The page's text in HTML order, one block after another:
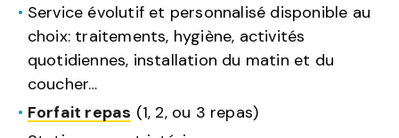
Service évolutif et personnalisé disponible au
choix: traitements, hygiène, activités
quotidiennes, installation du matin et du
coucher…
Forfait repas (1, 2, ou 3 repas)